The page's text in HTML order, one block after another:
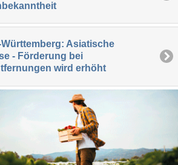
Württemberg: Asiatische
- Förderung bei
wird erhöht